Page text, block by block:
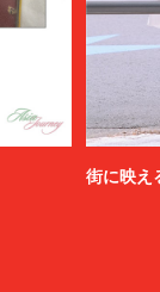
街に映え